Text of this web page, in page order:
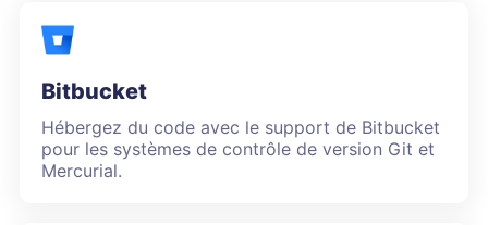
Bitbucket
Hébergez du code avec le support de Bitbucket
pour les systèmes de contrôle de version Git et
Mercurial.